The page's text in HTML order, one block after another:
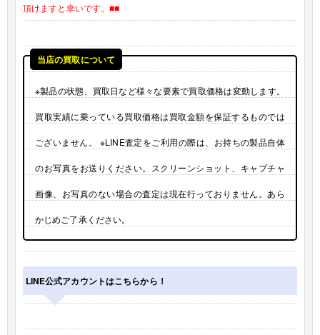
頂けますと幸いです。■■
当店の買取について
※製品の状態、買取日など様々な要素で買取価格は変動します。
買取実績に乗っている買取価格は買取金額を保証するものでは
ございません。 ※LINE査定をご利用の際は、お持ちの製品自体
のお写真をお送りください。スクリーンショット、キャプチャ
画像、お写真のない場合の査定は現在行っておりません。あら
かじめご了承ください。
LINE公式アカウントはこちらから！